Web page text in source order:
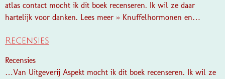
atlas contact mocht ik dit boek recenseren. Ik wil ze daar
hartelijk voor danken. Lees meer » Knuffelhormonen en…
Recensies
Recensies
…Van Uitgeverij Aspekt mocht ik dit boek recenseren. Ik wil ze